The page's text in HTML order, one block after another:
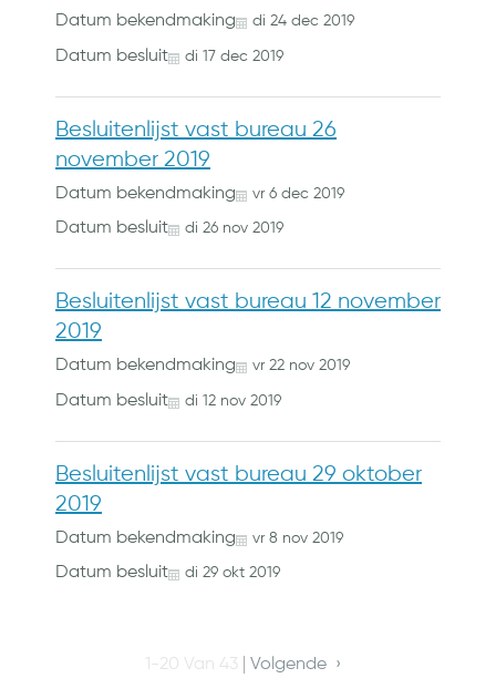
Datum bekendmaking di 24 dec 2019
Datum besluit di 17 dec 2019
Besluitenlijst vast bureau 26
november 2019
Datum bekendmaking vr 6 dec 2019
Datum besluit di 26 nov 2019
Besluitenlijst vast bureau 12 november
2019
Datum bekendmaking vr 22 nov 2019
Datum besluit di 12 nov 2019
Besluitenlijst vast bureau 29 oktober
2019
Datum bekendmaking vr 8 nov 2019
Datum besluit di 29 okt 2019
1-20 Van 43 Volgende